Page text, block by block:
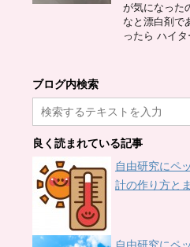
が気になった
なと漂白剤で
ったら ハイ
ブログ内検索
良く読まれている記事
自由研究にペ
計の作り方と